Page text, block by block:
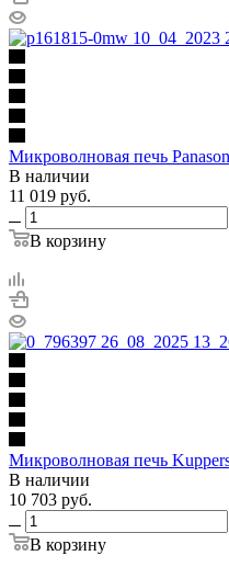
Микроволновая печь
В наличии
11 019 руб.
В корзину
Микроволновая печь
В наличии
10 703 руб.
В корзину